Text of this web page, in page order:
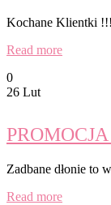
Kochane Klientki !!!
Read more
0
26 Lut
Zadbane dłonie to
Read more